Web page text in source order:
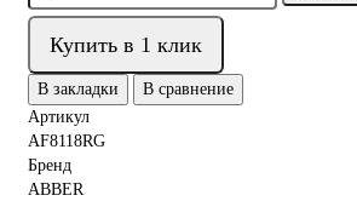
Купить в 1 клик
В закладки
В сравнение
Артикул
AF8118RG
Бренд
ABBER